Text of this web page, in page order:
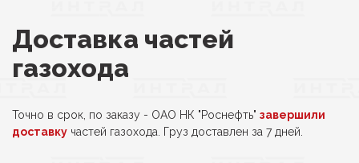
Доставка частей
газохода
Точно в срок, по заказу - ОАО НК "Роснефть" завершили
доставку частей газохода. Груз доставлен за 7 дней.